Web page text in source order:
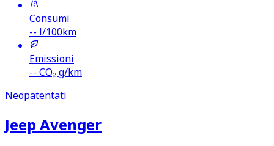
Consumi
-- l/100km
Emissioni
-- CO₂ g/km
Neopatentati
Jeep Avenger